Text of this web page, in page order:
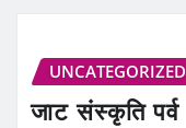
UNCATEGORIZED
जाट संस्कृति पर्व